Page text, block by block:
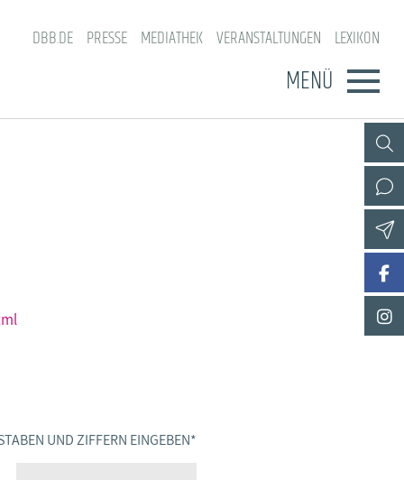
DBB.DE PRESSE MEDIATHEK VERANSTALTUNGEN LEXIKON
MENÜ
UND ZIFFERN EINGEBEN *